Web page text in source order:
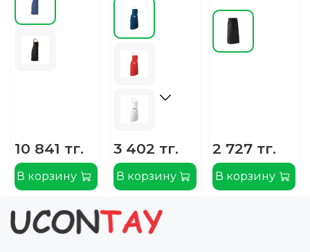
10 841 тг.
В корзину
3 402 тг.
В корзину
2 727 тг.
В корзину